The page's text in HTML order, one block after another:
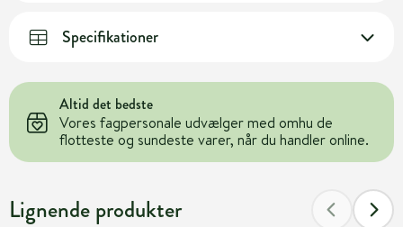
Specifikationer
Altid det bedste
Vores fagpersonale udvælger med omhu de
flotteste og sundeste varer, når du handler online.
Lignende produkter